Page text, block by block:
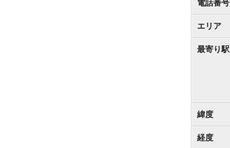
電話番号
エリア
最寄り駅
緯度
経度